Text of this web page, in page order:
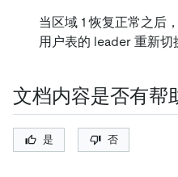
当区域 1 恢复正常之后
用户表的 leader 重新切
文档内容是否有帮
是 否